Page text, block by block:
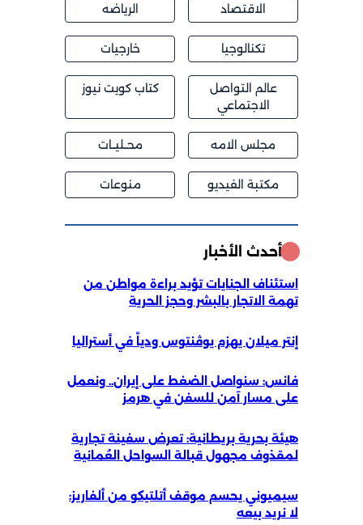
الاقتصاد الرياضه
تكنالوجيا خارجيات
عالم التواصل
الاجتماعي
كتاب كويت نيوز
مجلس الامه محــليــات
مكتبة الفيديو منوعات
أحدث الأخبار
استئناف الجنايات تؤيد براءة مواطن من
تهمة الاتجار بالبشر وحجز الحرية
إنتر ميلان يهزم يوڤنتوس ودياً في أستراليا
فانس: سنواصل الضغط على إيران.. ونعمل
على مسار آمن للسفن في هرمز
هيئة بحرية بريطانية: تعرض سفينة تجارية
لمقذوف مجهول قبالة السواحل العُمانية
سيميوني يحسم موقف أتلتيكو من ألفاريز:
لا نريد بيعه